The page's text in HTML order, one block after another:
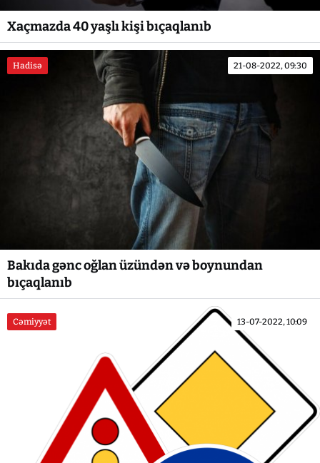
Xaçmazda 40 yaşlı kişi bıçaqlanıb
Hadisə 21-08-2022, 09:30
Bakıda gənc oğlan üzündən və boynundan
bıçaqlanıb
Cəmiyyət 13-07-2022, 10:09